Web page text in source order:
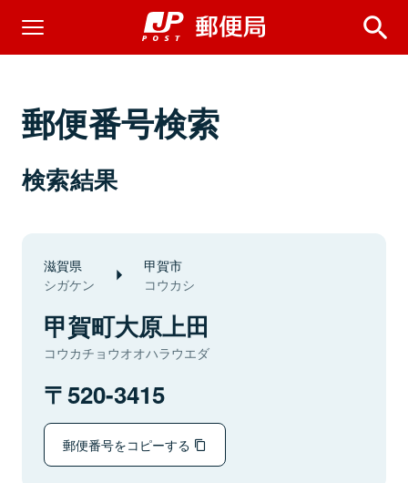
郵便番号検索
検索結果
滋賀県
シガケン
甲賀市
コウカシ
甲賀町大原上田
コウカチョウオオハラウエダ
520-3415
郵便番号をコピーする